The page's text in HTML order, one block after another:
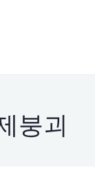
붕괴